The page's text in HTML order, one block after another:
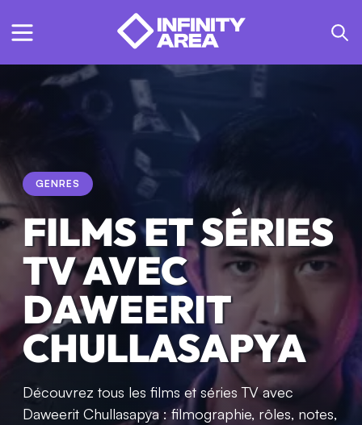
GENRES
FILMS ET SÉRIES
TV AVEC
DAWEERIT
CHULLASAPYA
Découvrez tous les films et séries TV avec
Daweerit Chullasapya : filmographie, rôles, notes,